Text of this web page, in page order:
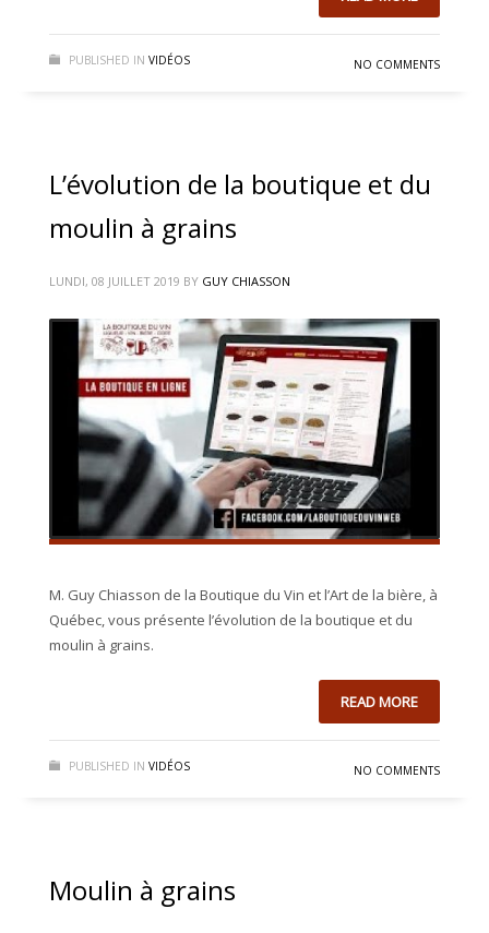
PUBLISHED IN VIDÉOS NO COMMENTS
L’évolution de la boutique et du
moulin à grains
LUNDI, 08 JUILLET 2019 BY GUY CHIASSON
M. Guy Chiasson de la Boutique du Vin et l’Art de la bière, à
Québec, vous présente l’évolution de la boutique et du
moulin à grains.
READ MORE
PUBLISHED IN VIDÉOS NO COMMENTS
Moulin à grains